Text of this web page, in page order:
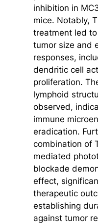
inhibition in
mice. Notably,
treatment led
tumor size and
responses,
dendritic cell
proliferation.
lymphoid
observed,
immune
eradication.
combination of
mediated
blockade
effect,
therapeutic
establishing
against tumor